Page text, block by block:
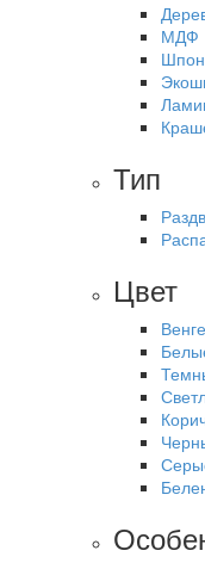
МДФ
Тип
Цвет
Венге